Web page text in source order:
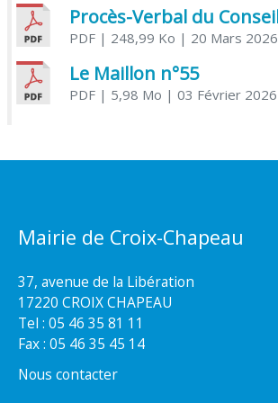
PDF| 248,99 Ko | 20 Mars 2026
Le Maillon n°55
PDF| 5,98 Mo | 03 Février 2026
Mairie de Croix-Chapeau
37, avenue de la Libération
17220 CROIX CHAPEAU
Tel : 05 46 35 81 11
Fax : 05 46 35 45 14
Nous contacter